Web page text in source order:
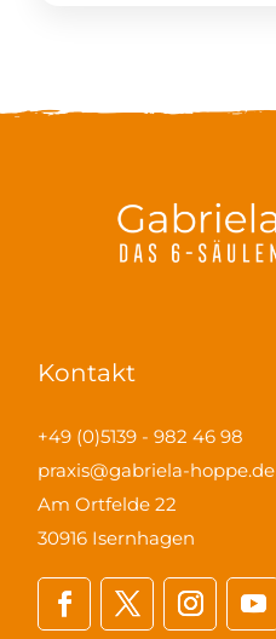
Kontakt
+49 (0)5139 - 982 46 98
praxis@gabriela-hoppe.de
Am Ortfelde 22
30916 Isernhagen